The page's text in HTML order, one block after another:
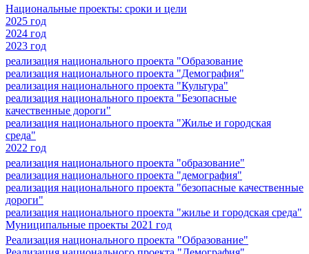
Национальные проекты: сроки и цели
2025 год
2024 год
2023 год
реализация национального проекта "Образование
реализация национального проекта "Демография"
реализация национального проекта "Культура"
реализация национального проекта "Безопасные
качественные дороги"
реализация национального проекта "Жилье и городская
среда"
2022 год
реализация национального проекта "образование"
реализация национального проекта "демография"
реализация национального проекта "безопасные качественные
дороги"
реализация национального проекта "жилье и городская среда"
Муниципальные проекты 2021 год
Реализация национального проекта "Образование"